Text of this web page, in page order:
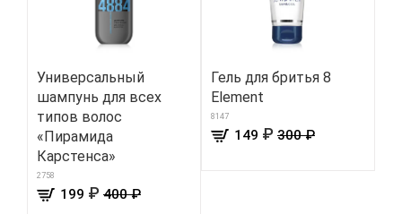
Универсальный
шампунь для всех
типов волос
«Пирамида
Карстенса»
2758
199 ₽ 400 ₽
Гель для бритья 8
Element
8147
149 ₽ 300 ₽